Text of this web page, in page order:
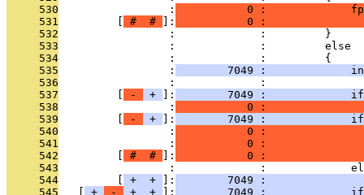
     530
                 :
0 :
     531
# # ]:
0 :
     532
                 :             :         }
     533
                 :             :         else
     534
                 :             :         {
     535
                 :
7049 :
     536
                 :             :
     537
- + ]:
7049 :
     538
                 :
0 :
     539
- + ]:
7049 :
     540
                 :
0 :
     541
                 :
0 :
     542
# # ]:
0 :
     543
:             :
     544
+ + ]:
7049 :
     545
+ - + + ]:
7049 :